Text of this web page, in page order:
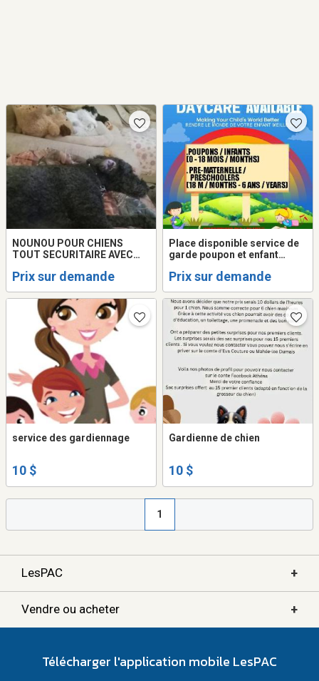
NOUNOU POUR CHIENS
TOUT SECURITAIRE AVEC
SUR 24 SUR PLACE. 20ANS
EXPERIENCE
Prix sur demande
Place disponible service de
garde poupon et enfant
Prix sur demande
service des gardiennage
10 $
Gardienne de chien
10 $
1
LesPAC +
Vendre ou acheter +
Télécharger l'application mobile LesPAC